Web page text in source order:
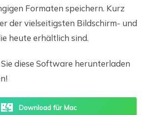
Formaten speichern. Kurz
der vielseitigsten Bildschirm- und
heute erhältlich sind.
diese Software herunterladen
Download für Mac